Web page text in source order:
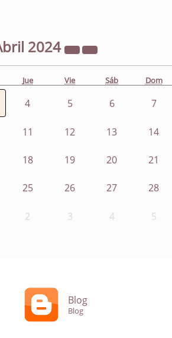
2024
Jue Vie Sáb Dom
4 5 6 7
11 12 13 14
18 19 20 21
25 26 27 28
2 3 4 5
Blog
Blog